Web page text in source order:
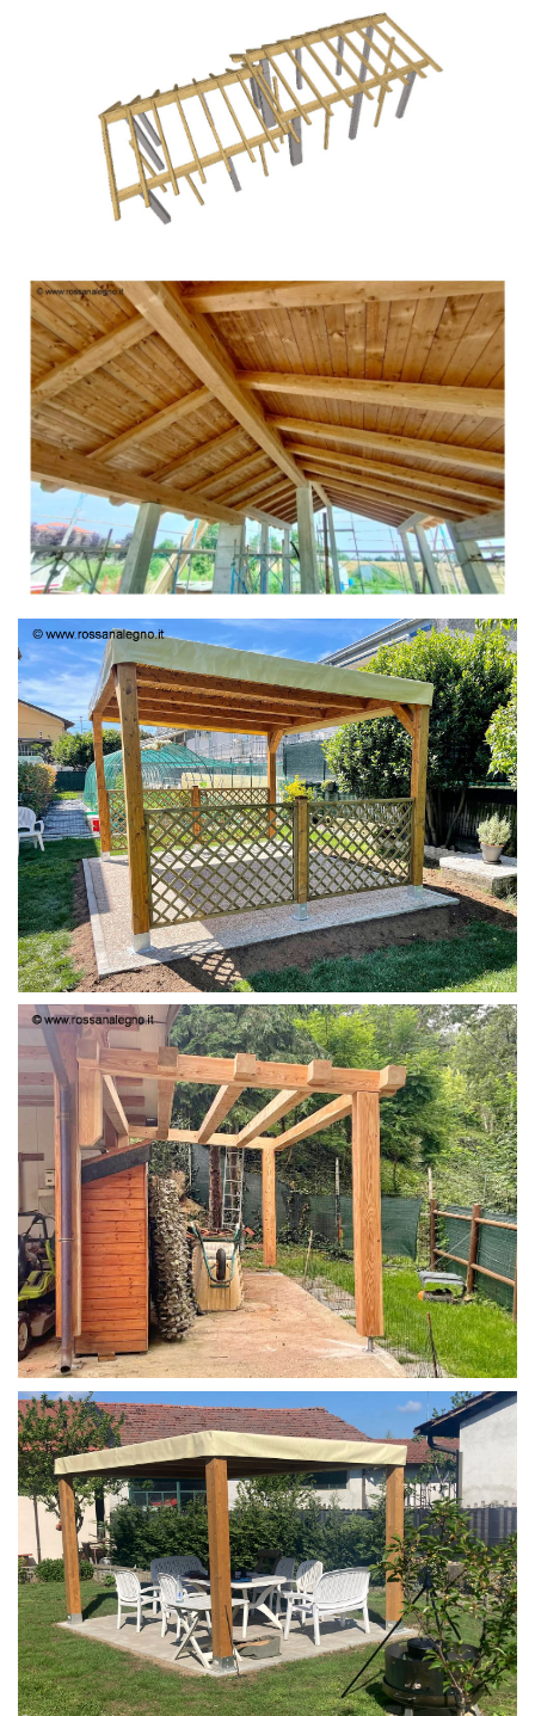
TETTO IN ABETE LAMELLARE PRETAGLIATO
PERGOLA 4X3
STRUTTURA IN LARICE U/F CON INCASTRI
PERGOLA